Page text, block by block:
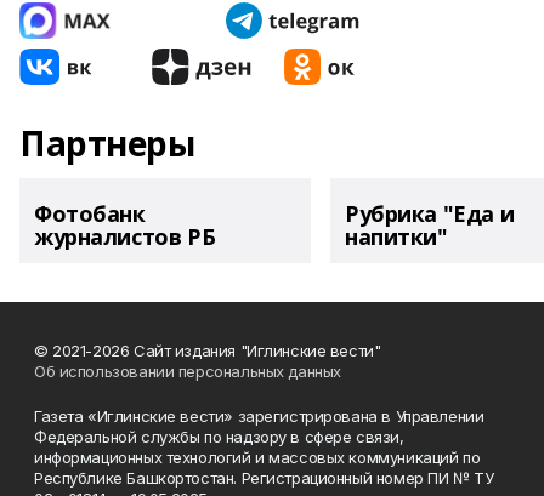
Партнеры
Фотобанк
журналистов РБ
Рубрика "Еда и
напитки"
© 2021-2026 Сайт издания "Иглинские вести"
Об использовании персональных данных
Газета «Иглинские вести» зарегистрирована в Управлении
Федеральной службы по надзору в сфере связи,
информационных технологий и массовых коммуникаций по
Республике Башкортостан. Регистрационный номер ПИ № ТУ